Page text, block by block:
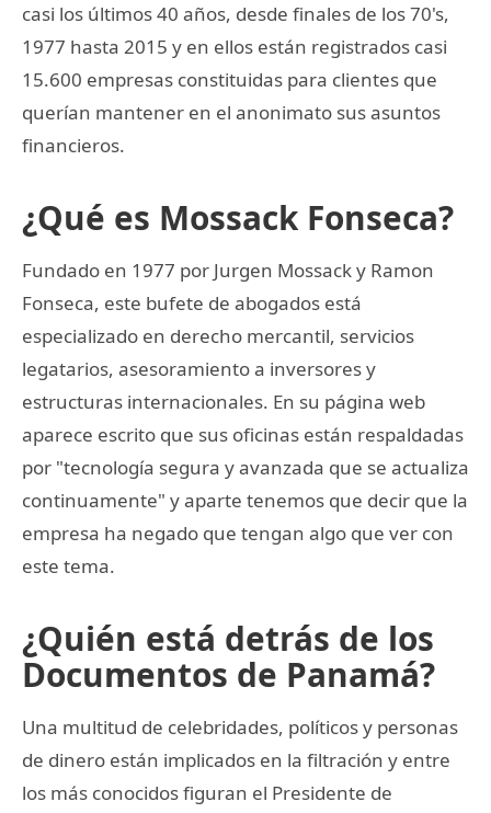
casi los últimos 40 años, desde finales de los 70's,
1977 hasta 2015 y en ellos están registrados casi
15.600 empresas constituidas para clientes que
querían mantener en el anonimato sus asuntos
financieros.
¿Qué es Mossack Fonseca?
Fundado en 1977 por Jurgen Mossack y Ramon
Fonseca, este bufete de abogados está
especializado en derecho mercantil, servicios
legatarios, asesoramiento a inversores y
estructuras internacionales. En su página web
aparece escrito que sus oficinas están respaldadas
por "tecnología segura y avanzada que se actualiza
continuamente" y aparte tenemos que decir que la
empresa ha negado que tengan algo que ver con
este tema.
¿Quién está detrás de los
Documentos de Panamá?
Una multitud de celebridades, políticos y personas
de dinero están implicados en la filtración y entre
los más conocidos figuran el Presidente de